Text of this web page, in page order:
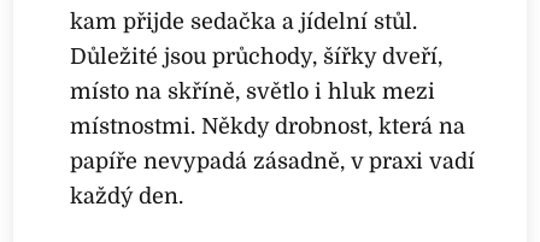
kam přijde sedačka a jídelní stůl.
Důležité jsou průchody, šířky dveří,
místo na skříně, světlo i hluk mezi
místnostmi. Někdy drobnost, která na
papíře nevypadá zásadně, v praxi vadí
každý den.